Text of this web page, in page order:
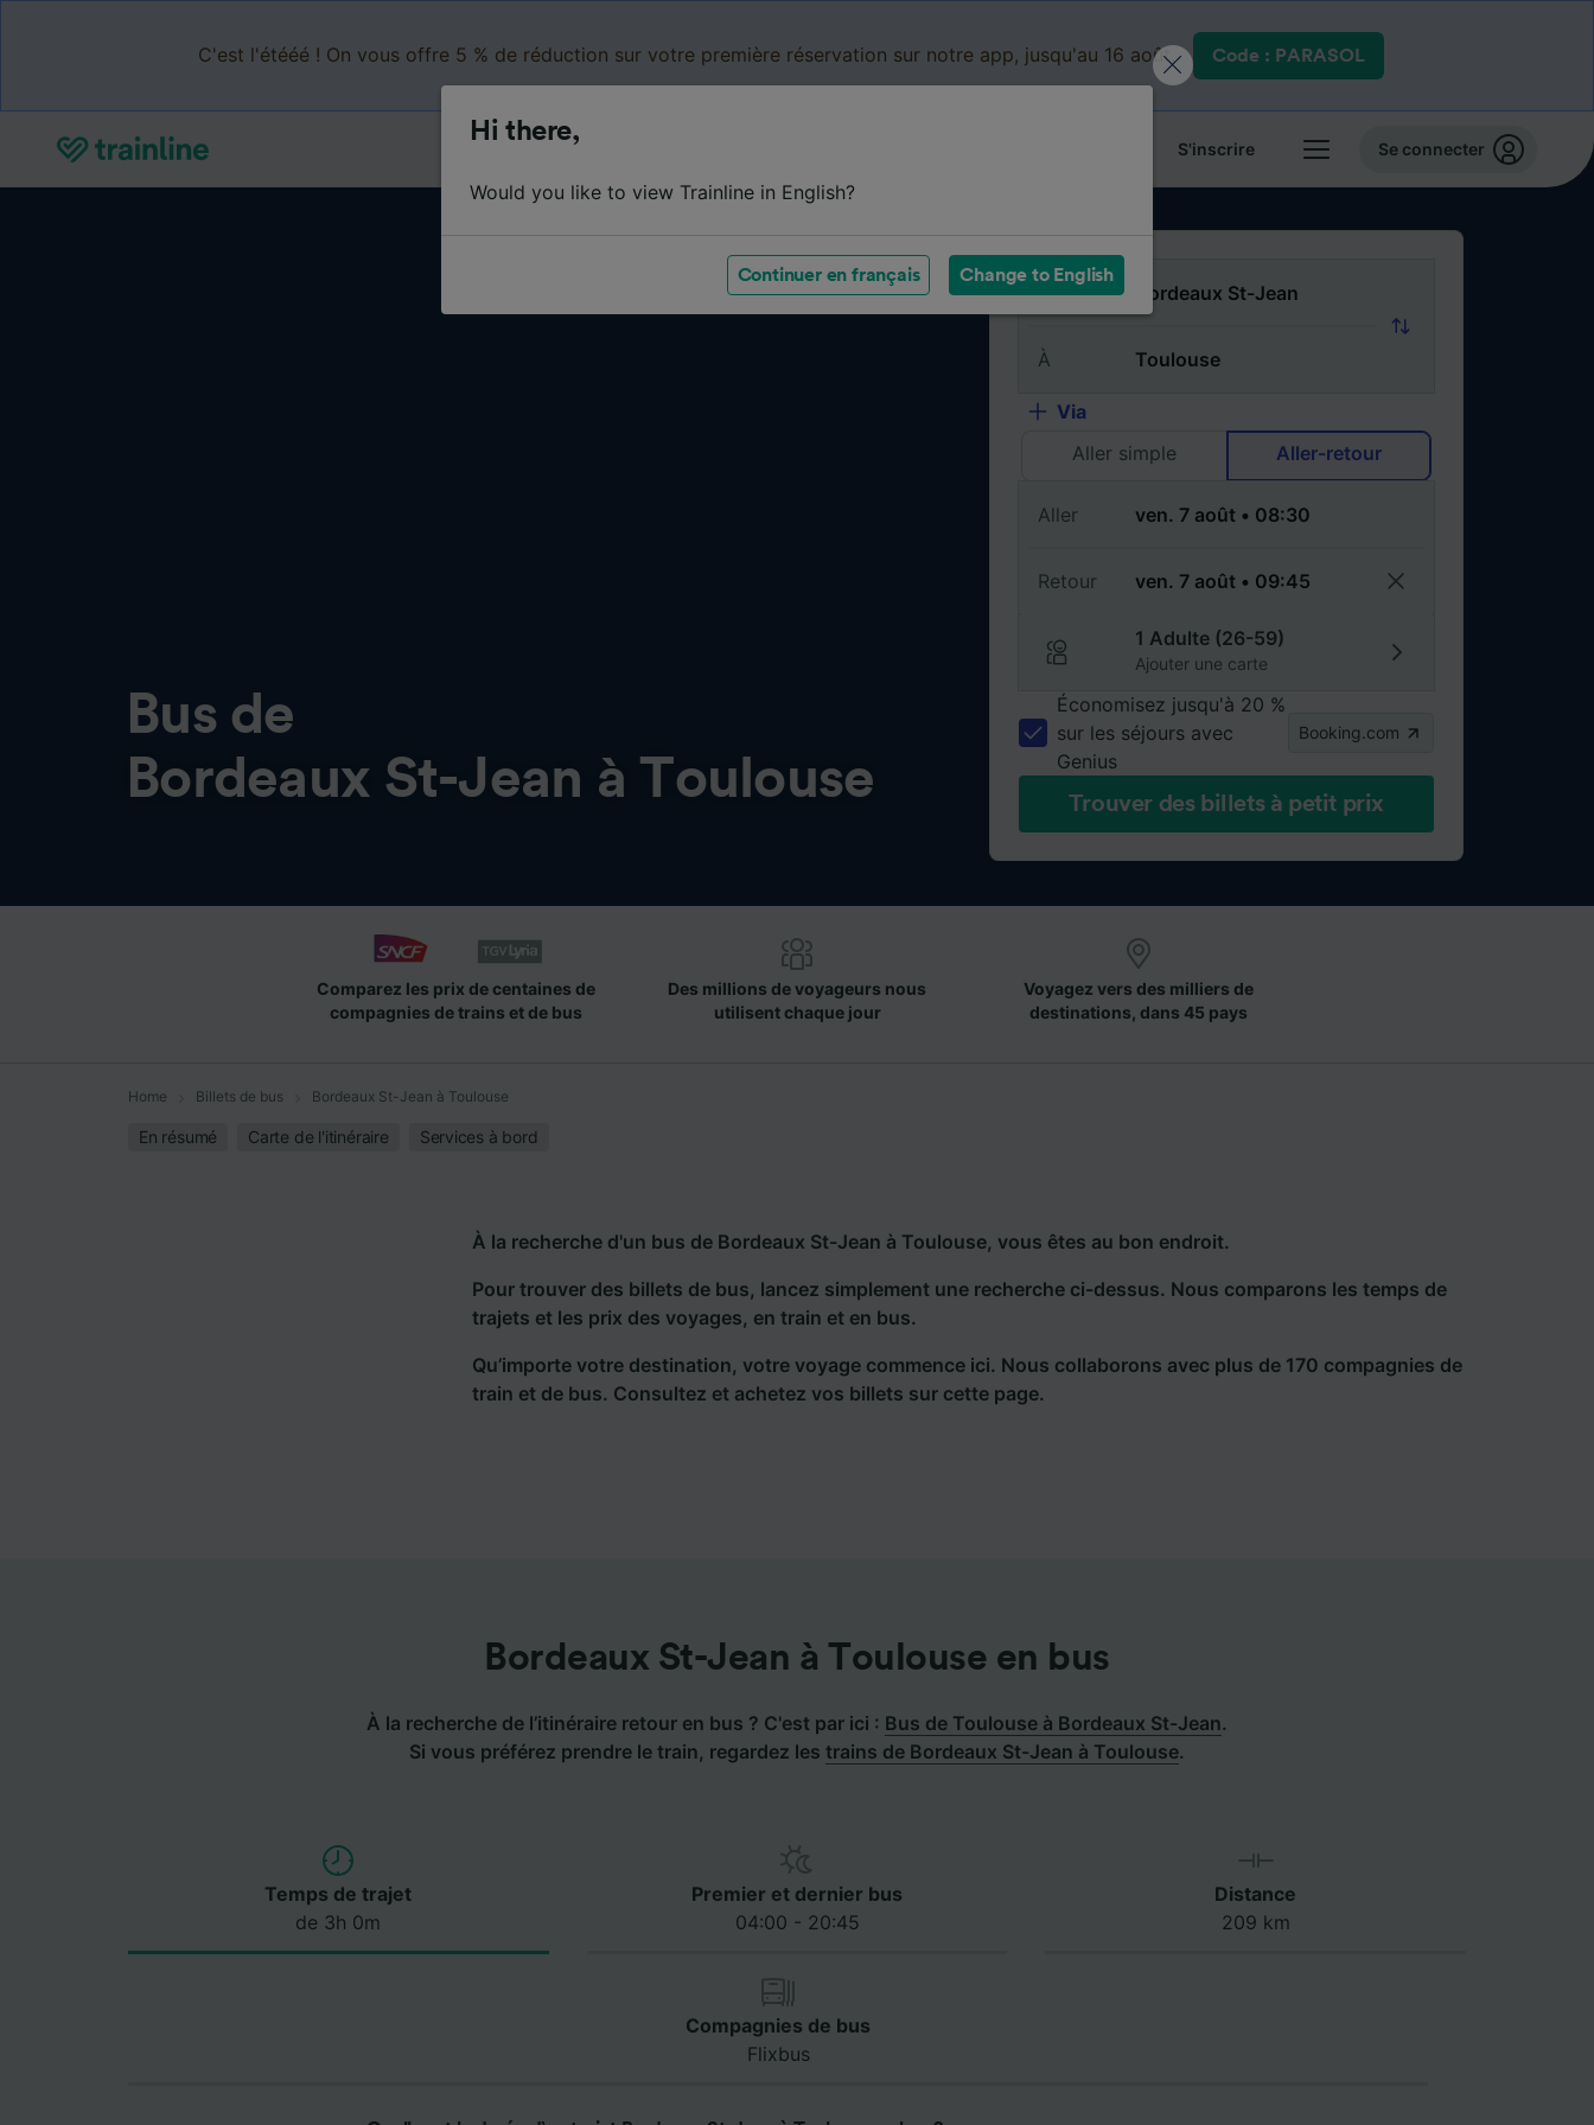
C'est l'étééé ! On vous offre 5 % de réduction sur votre première réservation sur notre app, jusqu'au 16 août. Code : PARASOL
S'inscrire Se connecter
Bus de
Bordeaux St-Jean à Toulouse
De
À
Via
Aller simple
Aller-retour
Aller
Retour
1 Adulte (26-59)
Ajouter une carte
Économisez jusqu'à 20 %
sur les séjours avec
Genius
Booking.com
Trouver des billets à petit prix
Comparez les prix de centaines de
compagnies de trains et de bus
Des millions de voyageurs nous
utilisent chaque jour
Voyagez vers des milliers de
destinations, dans 45 pays
Home Billets de bus Bordeaux St-Jean à Toulouse
En résumé Carte de l'itinéraire Services à bord
À la recherche d'un bus de Bordeaux St-Jean à Toulouse, vous êtes au bon endroit.
Pour trouver des billets de bus, lancez simplement une recherche ci-dessus. Nous comparons les temps de
trajets et les prix des voyages, en train et en bus.
Qu’importe votre destination, votre voyage commence ici. Nous collaborons avec plus de 170 compagnies de
train et de bus. Consultez et achetez vos billets sur cette page.
Bordeaux St-Jean à Toulouse en bus
À la recherche de l’itinéraire retour en bus ? C'est par ici : Bus de Toulouse à Bordeaux St-Jean.
Si vous préférez prendre le train, regardez les trains de Bordeaux St-Jean à Toulouse.
Temps de trajet
de 3h 0m
Premier et dernier bus
04:00 - 20:45
Distance
209 km
Compagnies de bus
Flixbus
Hi there,
Would you like to view Trainline in English?
Continuer en français Change to English